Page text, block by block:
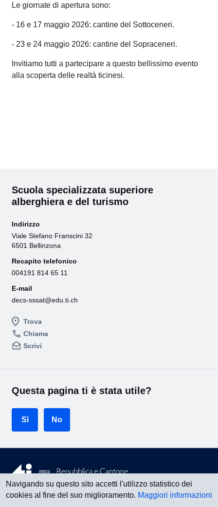
Navigando su questo sito accetti l'utilizzo statistico dei
cookies al fine del suo miglioramento. Maggiori informazioni
Le giornate di apertura sono:
- 16 e 17 maggio 2026: cantine del Sottoceneri.
- 23 e 24 maggio 2026: cantine del Sopraceneri.
Invitiamo tutti a partecipare a questo bellissimo evento
alla scoperta delle realtà ticinesi.
Scuola specializzata superiore
alberghiera e del turismo
Trova
Chiama
Scrivi
Indirizzo
Viale Stefano Franscini 32
6501 Bellinzona
Recapito telefonico
004191 814 65 11
E-mail
decs-sssat@edu.ti.ch
Questa pagina ti è stata utile?
Sì No